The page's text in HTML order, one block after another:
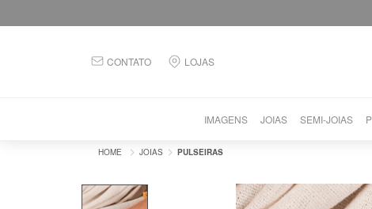
CONTATO LOJAS
IMAGENS JOIAS SEMI-JOIAS
JOIAS PULSEIRAS